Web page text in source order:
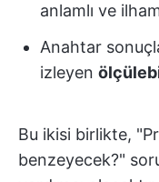
anlamlı ve
Anahtar
izleyen
Bu ikisi birlikte,
benzeyecek?"